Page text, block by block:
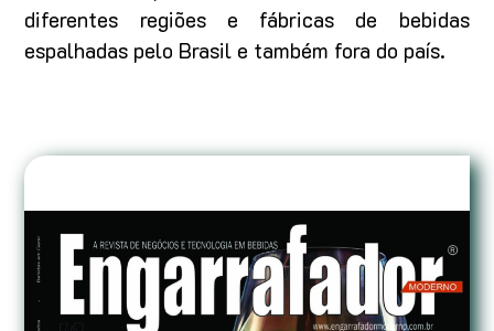
diferentes regiões e fábricas de bebidas
espalhadas pelo Brasil e também fora do país.